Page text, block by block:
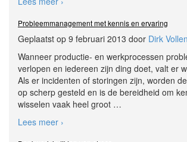
Probleemmanagement met kennis en ervaring
Geplaatst op 9 februari 2013 door Dirk
Wanneer productie- en werkprocessen
verlopen en iedereen zijn ding doet, valt er
Als er incidenten of storingen zijn, worden
op scherp gesteld en is de bereidheid om
wisselen vaak heel groot …
Lees meer ›